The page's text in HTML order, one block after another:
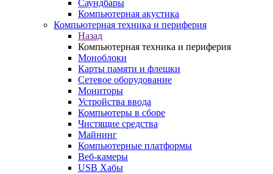
Саундбары
Компьютерная акустика
Компьютерная техника и периферия
Назад
Компьютерная техника и периферия
Моноблоки
Карты памяти и флешки
Сетевое оборудование
Мониторы
Устройства ввода
Компьютеры в сборе
Чистящие средства
Майнинг
Компьютерные платформы
Веб-камеры
USB Хабы